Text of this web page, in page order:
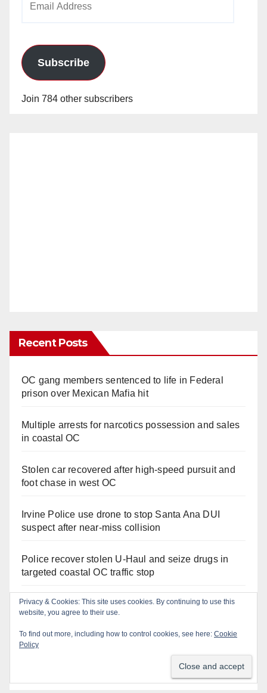
Subscribe
Join 784 other subscribers
Recent Posts
OC gang members sentenced to life in Federal
prison over Mexican Mafia hit
Multiple arrests for narcotics possession and sales
in coastal OC
Stolen car recovered after high-speed pursuit and
foot chase in west OC
Irvine Police use drone to stop Santa Ana DUI
suspect after near-miss collision
Police recover stolen U-Haul and seize drugs in
targeted coastal OC traffic stop
Santa Ana Police drone Eagle-1 tracks down
violent porch thief in minutes
Massive Santa Ana warrant sweep puts 35
criminals behind bars amid recidivism surge
Privacy & Cookies: This site uses cookies. By continuing to use this
website, you agree to their use.
To find out more, including how to control cookies, see here: Cookie
Policy